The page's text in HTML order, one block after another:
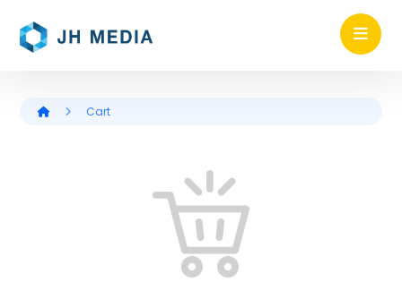
Cart